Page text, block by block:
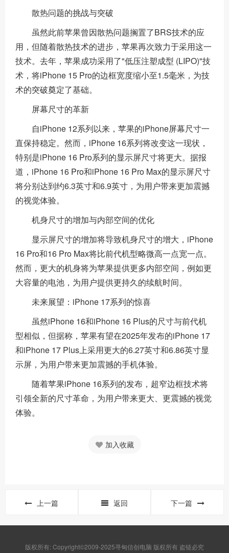
散热问题的挑战与突破
虽然此前苹果曾因散热问题搁置了BRS技术的应
用，但随着散热技术的进步，苹果再次致力于采用这一
技术。去年，苹果成功采用了"低压注塑成型 (LIPO)"技
术，将iPhone 15 Pro的边框宽度缩小至1.5毫米，为技
术的突破奠定了基础。
屏幕尺寸的革新
自iPhone 12系列以来，苹果的iPhone屏幕尺寸一
直保持稳定。然而，iPhone 16系列将改变这一现状，
特别是iPhone 16 Pro系列的显示屏尺寸将更大。据报
道，iPhone 16 Pro和iPhone 16 Pro Max的显示屏尺寸
将分别达到约6.3英寸和6.9英寸，为用户带来更加震撼
的视觉体验。
机身尺寸的增加与内部空间的优化
显示屏尺寸的增加将导致机身尺寸的增大，iPhone
16 Pro和16 Pro Max将比前代机型略微高一点宽一点。
然而，更大的机身将为苹果提供更多内部空间，例如更
大容量的电池，为用户提供更持久的续航时间。
未来展望：iPhone 17系列的惊喜
虽然iPhone 16和iPhone 16 Plus的尺寸与前代机
型相似，但据称，苹果有望在2025年发布的iPhone 17
和iPhone 17 Plus上采用更大的6.27英寸和6.86英寸显
示屏，为用户带来更加震撼的手机体验。
随着苹果iPhone 16系列的发布，超窄边框技术将
引领全新的尺寸革命，为用户带来更大、更震撼的视觉
体验。
加入收藏
上一篇 返回 下一篇
版权所有: Copyright©2009-2025寻甸信创电脑 版权所有 盗链必究